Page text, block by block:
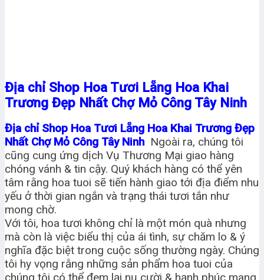
Địa chỉ Shop Hoa Tươi Lẵng Hoa Khai
Trương Đẹp Nhất Chợ Mỏ Công Tây Ninh
Địa chỉ Shop Hoa Tươi Lẵng Hoa Khai Trương Đẹp
Nhất Chợ Mỏ Công Tây Ninh Ngoài ra, chúng tôi
cũng cung ứng dịch Vụ Thương Mại giao hàng
chóng vánh & tin cậy. Quý khách hàng có thể yên
tâm rằng hoa tuoi sẽ tiến hành giao tới địa điểm nhu
yếu ở thời gian ngắn và trạng thái tươi tắn như
mong chờ.
Với tôi, hoa tươi không chỉ là một món quà nhưng
mà còn là việc biểu thị của ái tình, sự chăm lo & ý
nghĩa đặc biệt trong cuộc sống thường ngày. Chúng
tôi hy vọng rằng những sản phẩm hoa tuoi của
chúng tôi có thể đem lại nụ cười & hạnh phúc mang